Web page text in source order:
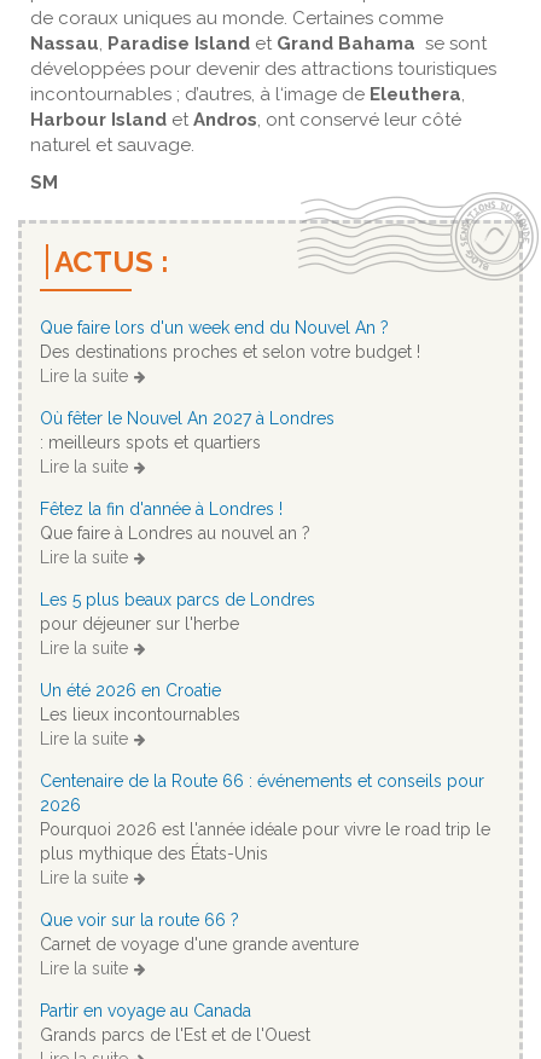
de coraux uniques au monde. Certaines comme
Nassau, Paradise Island et Grand Bahama se sont
développées pour devenir des attractions touristiques
incontournables ; d’autres, à l‘image de Eleuthera,
Harbour Island et Andros, ont conservé leur côté
naturel et sauvage.
SM
ACTUS :
Que faire lors d'un week end du Nouvel An ?
Des destinations proches et selon votre budget !
Lire la suite
Où fêter le Nouvel An 2027 à Londres
: meilleurs spots et quartiers
Lire la suite
Fêtez la fin d'année à Londres !
Que faire à Londres au nouvel an ?
Lire la suite
Les 5 plus beaux parcs de Londres
pour déjeuner sur l'herbe
Lire la suite
Un été 2026 en Croatie
Les lieux incontournables
Lire la suite
Centenaire de la Route 66 : événements et conseils pour
2026
Pourquoi 2026 est l'année idéale pour vivre le road trip le
plus mythique des États-Unis
Lire la suite
Que voir sur la route 66 ?
Carnet de voyage d'une grande aventure
Lire la suite
Partir en voyage au Canada
Grands parcs de l'Est et de l'Ouest